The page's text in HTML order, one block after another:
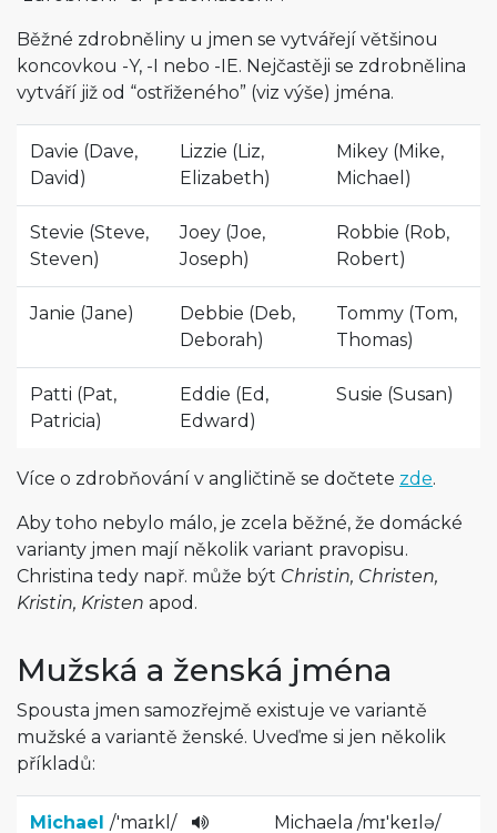
Běžné zdrobněliny u jmen se vytvářejí většinou
koncovkou -Y, -I nebo -IE. Nejčastěji se zdrobnělina
vytváří již od “ostřiženého” (viz výše) jména.
Davie (Dave,
David)
Lizzie (Liz,
Elizabeth)
Mikey (Mike,
Michael)
Stevie (Steve,
Steven)
Joey (Joe,
Joseph)
Robbie (Rob,
Robert)
Janie (Jane)
Debbie (Deb,
Deborah)
Tommy (Tom,
Thomas)
Patti (Pat,
Patricia)
Eddie (Ed,
Edward)
Susie (Susan)
Více o zdrobňování v angličtině se dočtete zde.
Aby toho nebylo málo, je zcela běžné, že domácké
varianty jmen mají několik variant pravopisu.
Christina tedy např. může být Christin, Christen,
Kristin, Kristen apod.
Mužská a ženská jména
Spousta jmen samozřejmě existuje ve variantě
mužské a variantě ženské. Uveďme si jen několik
příkladů:
Michael /'maɪkl / Michaela /mɪ'keɪlə/